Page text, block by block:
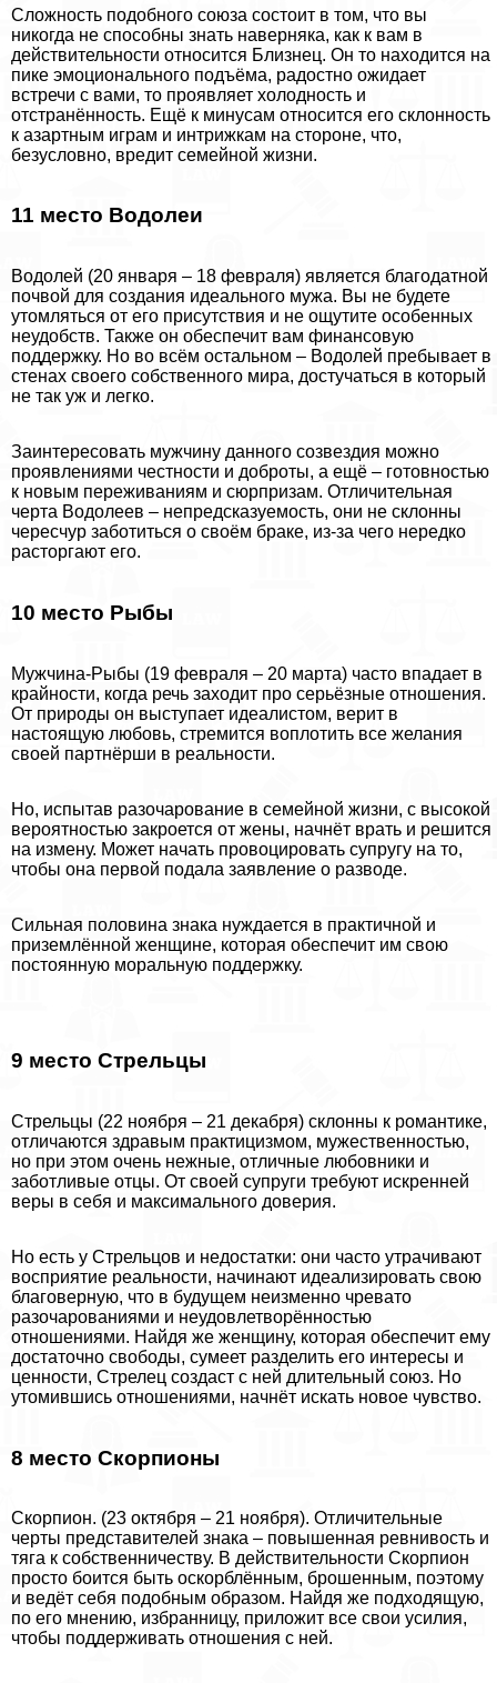
Сложность подобного союза состоит в том, что вы
никогда не способны знать наверняка, как к вам в
действительности относится Близнец. Он то находится на
пике эмоционального подъёма, радостно ожидает
встречи с вами, то проявляет холодность и
отстранённость. Ещё к минусам относится его склонность
к азapтным играм и интрижкам на стороне, что,
безусловно, вредит семейной жизни.
11 место Водолеи
Водолей (20 января – 18 февраля) является благодатной
почвой для создания идеального мужа. Вы не будете
утомляться от его присутствия и не ощутите особенных
неудобств. Также он обеспечит вам финансовую
поддержку. Но во всём остальном – Водолей пребывает в
стенах своего собственного мира, достучаться в который
не так уж и легко.
Заинтересовать мужчину данного созвездия можно
проявлениями честности и доброты, а ещё – готовностью
к новым переживаниям и сюрпризам. Отличительная
черта Водолеев – непредсказуемость, они не склонны
чересчур заботиться о своём бpaке, из-за чего нередко
расторгают его.
10 место Рыбы
Мужчина-Рыбы (19 февраля – 20 марта) часто впадает в
крайности, когда речь заходит про серьёзные отношения.
От природы он выступает идеалистом, верит в
настоящую любовь, стремится воплотить все желания
своей партнёрши в реальности.
Но, испытав разочарование в семейной жизни, с высокой
вероятностью закроется от жены, начнёт врать и решится
на измену. Может начать провоцировать супругу на то,
чтобы она первой подала заявление о разводе.
Сильная половина знака нуждается в пpaктичной и
приземлённой женщине, которая обеспечит им свою
постоянную мopaльную поддержку.
9 место Стрельцы
Стрельцы (22 ноября – 21 декабря) склонны к романтике,
отличаются здравым пpaктицизмом, мужественностью,
но при этом очень нежные, отличные любовники и
заботливые отцы. От своей супруги требуют искренней
веры в себя и максимального доверия.
Но есть у Стрельцов и недостатки: они часто утрачивают
восприятие реальности, начинают идеализировать свою
благоверную, что в будущем неизменно чревато
разочарованиями и неудовлетворённостью
отношениями. Найдя же женщину, которая обеспечит ему
достаточно свободы, сумеет разделить его интересы и
ценности, Стрелец создаст с ней длительный союз. Но
утомившись отношениями, начнёт искать новое чувство.
8 место Скорпионы
Скорпион. (23 октября – 21 ноября). Отличительные
черты представителей знака – повышенная ревнивость и
тяга к собственничеству. В действительности Скорпион
просто боится быть оскорблённым, брошенным, поэтому
и ведёт себя подобным образом. Найдя же подходящую,
по его мнению, избранницу, приложит все свои усилия,
чтобы поддерживать отношения с ней.